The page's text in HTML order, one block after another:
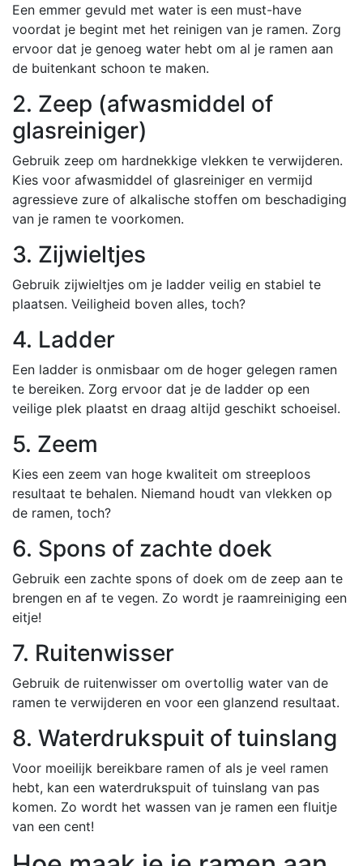
Een emmer gevuld met water is een must-have
voordat je begint met het reinigen van je ramen. Zorg
ervoor dat je genoeg water hebt om al je ramen aan
de buitenkant schoon te maken.
2. Zeep (afwasmiddel of
glasreiniger)
Gebruik zeep om hardnekkige vlekken te verwijderen.
Kies voor afwasmiddel of glasreiniger en vermijd
agressieve zure of alkalische stoffen om beschadiging
van je ramen te voorkomen.
3. Zijwieltjes
Gebruik zijwieltjes om je ladder veilig en stabiel te
plaatsen. Veiligheid boven alles, toch?
4. Ladder
Een ladder is onmisbaar om de hoger gelegen ramen
te bereiken. Zorg ervoor dat je de ladder op een
veilige plek plaatst en draag altijd geschikt schoeisel.
5. Zeem
Kies een zeem van hoge kwaliteit om streeploos
resultaat te behalen. Niemand houdt van vlekken op
de ramen, toch?
6. Spons of zachte doek
Gebruik een zachte spons of doek om de zeep aan te
brengen en af te vegen. Zo wordt je raamreiniging een
eitje!
7. Ruitenwisser
Gebruik de ruitenwisser om overtollig water van de
ramen te verwijderen en voor een glanzend resultaat.
8. Waterdrukspuit of tuinslang
Voor moeilijk bereikbare ramen of als je veel ramen
hebt, kan een waterdrukspuit of tuinslang van pas
komen. Zo wordt het wassen van je ramen een fluitje
van een cent!